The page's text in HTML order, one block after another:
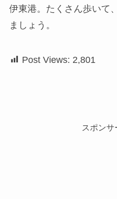
伊東港。たくさん歩いて
ましょう。
Post Views: 2,801
スポンサ